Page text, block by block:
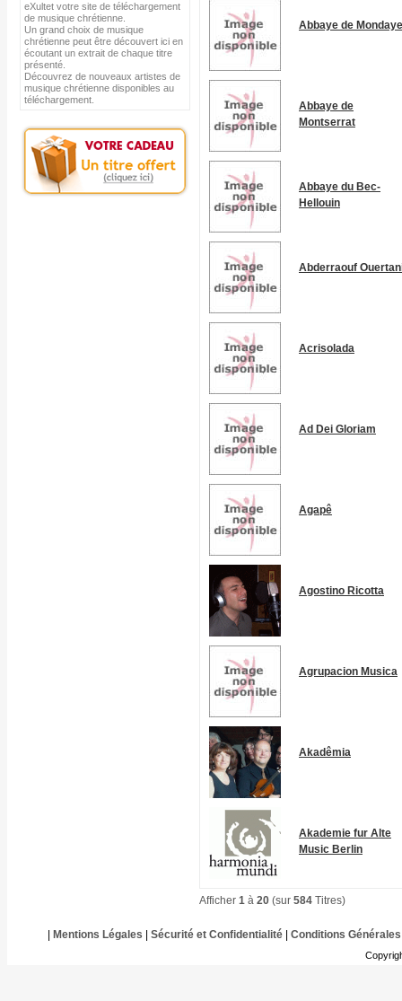
eXultet votre site de téléchargement
de musique chrétienne.
Un grand choix de musique
chrétienne peut être découvert ici en
écoutant un extrait de chaque titre
présenté.
Découvrez de nouveaux artistes de
musique chrétienne disponibles au
téléchargement.
Abbaye de Mondaye
Abbaye de
Montserrat
Abbaye du Bec-
Hellouin
Abderraouf
Acrisolada
Ad Dei Gloriam
Agapê
Agostino Ricotta
Agrupacion Musica
Akadêmia
Akademie fur Alte
Music Berlin
Afficher 1 à 20 (sur 584 Titres)
Mentions Légales Sécurité et Confidentialité| Conditions Générales